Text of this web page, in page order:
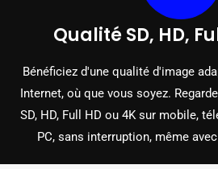
Qualité SD, HD,
Bénéficiez d'une qualité d'image
Internet, où que vous soyez.
SD, HD, Full HD ou 4K sur mobile,
PC, sans interruption, même